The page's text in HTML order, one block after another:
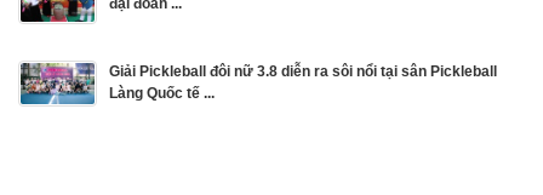
đại đoàn ...
Giải Pickleball đôi nữ 3.8 diễn ra sôi nổi tại sân Pickleball
Làng Quốc tế ...